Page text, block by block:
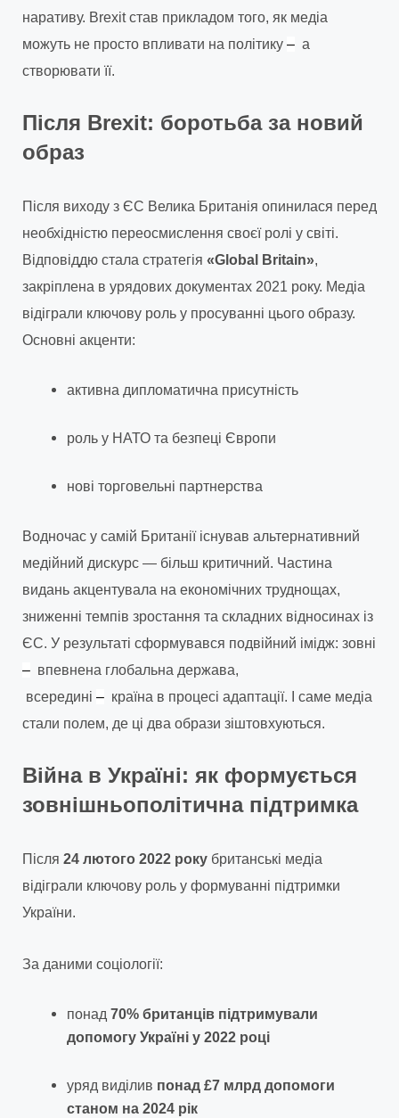
наративу. Brexit став прикладом того, як медіа
можуть не просто впливати на політику – а
створювати її.
Після Brexit: боротьба за новий
образ
Після виходу з ЄС Велика Британія опинилася перед
необхідністю переосмислення своєї ролі у світі.
Відповіддю стала стратегія «Global Britain»,
закріплена в урядових документах 2021 року. Медіа
відіграли ключову роль у просуванні цього образу.
Основні акценти:
активна дипломатична присутність
роль у НАТО та безпеці Європи
нові торговельні партнерства
Водночас у самій Британії існував альтернативний
медійний дискурс — більш критичний. Частина
видань акцентувала на економічних труднощах,
зниженні темпів зростання та складних відносинах із
ЄС. У результаті сформувався подвійний імідж: зовні
– впевнена глобальна держава,
всередині – країна в процесі адаптації. І саме медіа
стали полем, де ці два образи зіштовхуються.
Війна в Україні: як формується
зовнішньополітична підтримка
Після 24 лютого 2022 року британські медіа
відіграли ключову роль у формуванні підтримки
України.
За даними соціології:
понад 70% британців підтримували
допомогу Україні у 2022 році
уряд виділив понад £7 млрд допомоги
станом на 2024 рік